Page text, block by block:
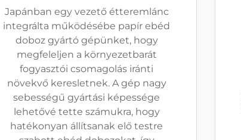
Japánban egy vezető étteremlánc
integrálta működésébe papír ebéd
doboz gyártó gépünket, hogy
megfeleljen a környezetbarát
fogyasztói csomagolás iránti
növekvő keresletnek. A gép nagy
sebességű gyártási képessége
lehetővé tette számukra, hogy
hatékonyan állítsanak elő testre